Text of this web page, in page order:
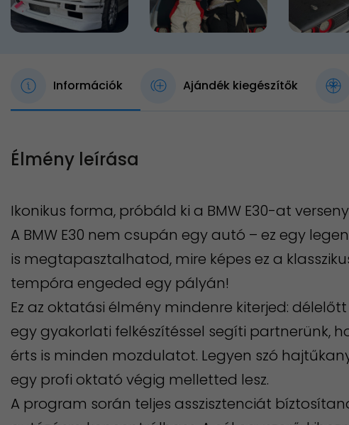
Információk Ajándék kiegészítők
Élmény leírása
Ikonikus forma, próbáld ki a BMW E30-at
A BMW E30 nem csupán egy autó – ez egy
is megtapasztalhatod, mire képes ez a
tempóra engeded egy pályán!
Ez az oktatási élmény mindenre kiterjed:
egy gyakorlati felkészítéssel segíti partnerünk,
érts is minden mozdulatot. Legyen szó
egy profi oktató végig melletted lesz.
A program során teljes asszisztenciát